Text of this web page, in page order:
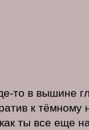
то в вышине
к тёмному
ты все еще